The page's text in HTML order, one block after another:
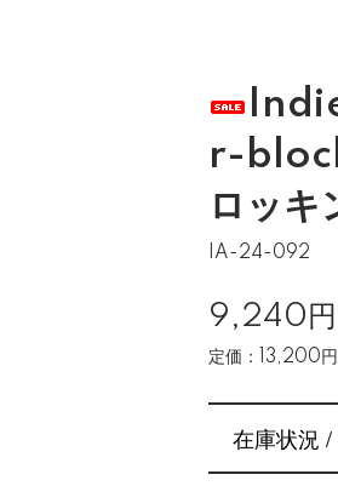
r-
ロッキ
IA-24-092
9,240円
定価：13,200円
在庫状況